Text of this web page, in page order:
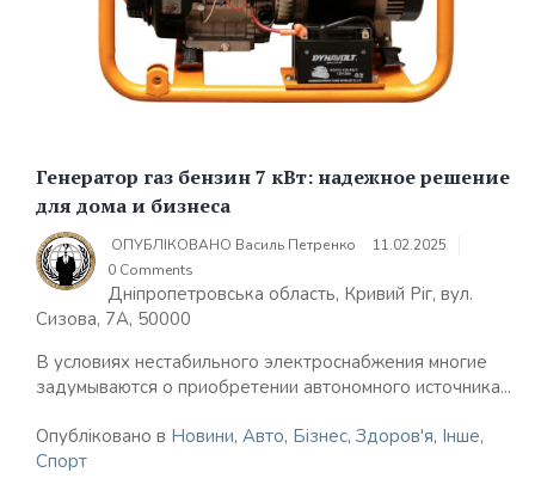
Генератор газ бензин 7 кВт: надежное решение
для дома и бизнеса
ОПУБЛІКОВАНО Василь Петренко
11.02.2025
0 Comments
Дніпропетровська область, Кривий Ріг, вул.
Сизова, 7А, 50000
В условиях нестабильного электроснабжения многие
задумываются о приобретении автономного источника...
Опубліковано в Новини, Авто, Бізнес, Здоров'я, Інше,
Спорт